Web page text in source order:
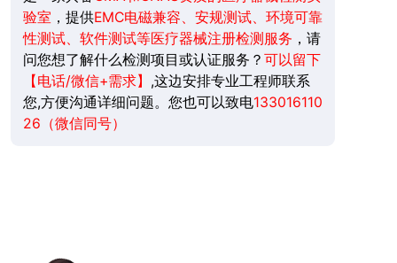
验室 ，提供EMC电磁兼容、安规测试、环境可靠
性测试、软件测试等医疗器械注册检测服务 ，请
问您想了解什么检测项目或认证服务？ 可以留下
【电话/微信+需求】 ,这边安排专业工程师联系
您,方便沟通详细问题。您也可以致电133016110
26（微信同号）